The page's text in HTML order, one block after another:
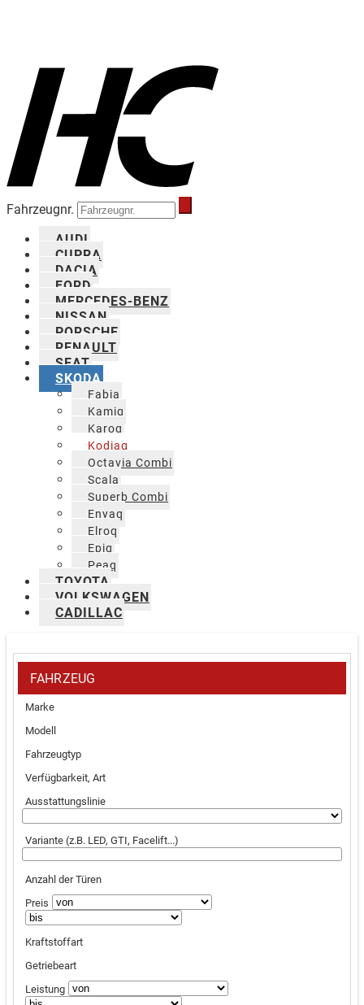
Fahrzeugnr.
AUDI
CUPRA
DACIA
FORD
MERCEDES-BENZ
NISSAN
PORSCHE
RENAULT
SEAT
SKODA
Fabia
Kamiq
Karoq
Kodiaq
Octavia Combi
Scala
Superb Combi
Enyaq
Elroq
Epiq
Peaq
TOYOTA
VOLKSWAGEN
CADILLAC
FAHRZEUG
Marke
Modell
Fahrzeugtyp
Verfügbarkeit, Art
Ausstattungslinie
Variante (z.B. LED, GTI, Facelift...)
Anzahl der Türen
Preis
Kraftstoffart
Getriebeart
Leistung